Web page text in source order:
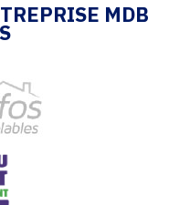
MDB